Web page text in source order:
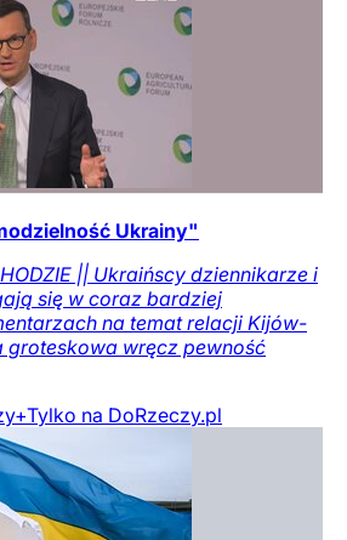
Ukrainy"
|| Ukraińscy dziennikarze i
się w coraz bardziej
na temat relacji Kijów-
groteskowa wręcz pewność
Tylko na DoRzeczy.pl